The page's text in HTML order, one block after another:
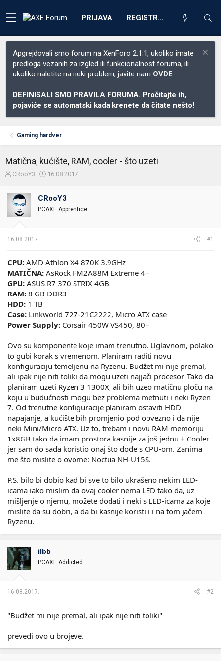
PRIJAVA REGISTRACIJA
Apgrejdovali smo forum na XenForo 2.1.1, ukoliko imate
predloga vezanih za izgled ili funkcionalnost foruma, ili
ukoliko naletite na neki problem, javite nam OVDE
DEFINISALI SMO PRAVILA FORUMA. Pročitajte ih,
pojaviće se automatski kada krenete da čitate nešto!
Gaming hardver
Matična, kućište, RAM, cooler - što uzeti
Z
e
n
i
k
m
e
CRooY3
D
u
m
o
t
a
n
a
16.08.2017.
CRooY3
PCAXE Apprentice
16.08.2017. #1
CPU: AMD Athlon X4 870K 3.9GHz
MATIČNA: AsRock FM2A88M Extreme 4+
GPU: ASUS R7 370 STRIX 4GB
RAM: 8 GB DDR3
HDD: 1 TB
Case: Linkworld 727-21C2222, Micro ATX case
Power Supply: Corsair 450W VS450, 80+
Ovo su komponente koje imam trenutno. Uglavnom, polako
to gubi korak s vremenom. Planiram raditi novu
konfiguraciju temeljenu na Ryzenu. Budžet mi nije premal,
ali ipak nije niti toliki da mogu uzeti najjači procesor. Tako da
planiram uzeti Ryzen 3 1300X, ali bih uzeo matičnu ploču na
koju u budućnosti mogu bez problema metnuti i neki Ryzen
7. Od trenutne konfiguracije planiram ostaviti HDD i
napajanje, a kućište bih promjenio pod obvezno i da nije
neki Mini/Micro ATX. Uz to, trebam i novu RAM memoriju
1x8GB tako da imam prostora kasnije za još jednu + Cooler
jer sam do sada koristio onaj što dođe s CPU-om. Zanima
me što mislite o ovome: Noctua NH-U15S.
P.S. bilo bi dobio kad bi sve to bilo ukrašeno nekim LED-
icama iako mislim da ovaj cooler nema LED tako da, uz
mišljenje o njemu, možete dodati i neki s LED-icama za koje
mislite da su dobri, a da bi kasnije koristili i na tom jačem
Ryzenu.
ilbb
PCAXE Addicted
16.08.2017. #2
"Budžet mi nije premal, ali ipak nije niti toliki"
prevedi ovo u brojeve.